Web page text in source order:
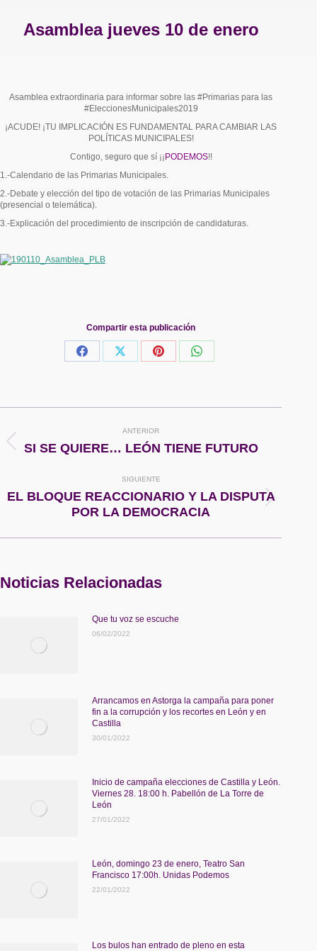
Asamblea jueves 10 de enero
Asamblea extraordinaria para informar sobre las #Primarias para las
#EleccionesMunicipales2019
¡ACUDE! ¡TU IMPLICACIÓN ES FUNDAMENTAL PARA CAMBIAR LAS
POLÍTICAS MUNICIPALES!
Contigo, seguro que sí ¡¡ PODEMOS!!
1.-Calendario de las Primarias Municipales.
2.-Debate y elección del tipo de votación de las Primarias Municipales
(presencial o telemática).
3.-Explicación del procedimiento de inscripción de candidaturas.
Compartir esta publicación
Share
Share
Share
Share
entre
publicaciones
ANTERIOR
Publicación
SI SE QUIERE… LEÓN TIENE FUTURO
SIGUIENTE
Publicación
siguiente:
EL BLOQUE REACCIONARIO Y LA DISPUTA
POR LA DEMOCRACIA
Noticias Relacionadas
Que tu voz se escuche
06/02/2022
Arrancamos en Astorga la campaña para poner
fin a la corrupción y los recortes en León y en
Castilla
30/01/2022
Inicio de campaña elecciones de Castilla y León.
Viernes 28. 18:00 h. Pabellón de La Torre de
León
27/01/2022
León, domingo 23 de enero, Teatro San
Francisco 17:00h. Unidas Podemos
22/01/2022
Los bulos han entrado de pleno en esta